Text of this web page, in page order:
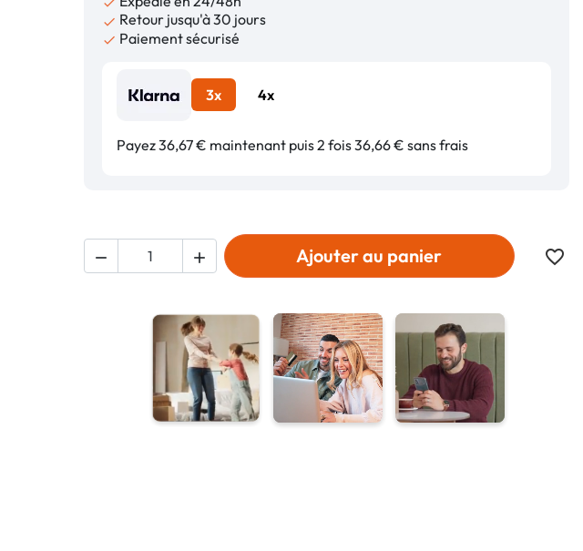

 Retour jusqu'à 30 jours
 Paiement sécurisé
3x 4x
Payez 36,67 € maintenant puis 2 fois 36,66 € sans frais
  Ajouter au panier favorite_border